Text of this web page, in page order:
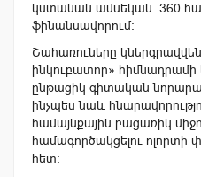
կստանան ամսեկան 360
ֆինանսավորում։
Շահառուները
ինկուբատոր»
ընթացիկ գիտական
ինչպես նաև
համայնքային բացառիկ
համագործակցելու ոլորտի
հետ։